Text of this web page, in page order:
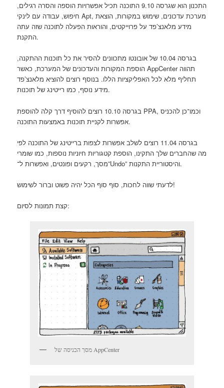
התכנון הוא שגרסה 9.10 התוכנה תכיל אפשרויות הוספה והסרה רגילים,
חיפוש, עבודה עם לינקי Apt, מערכת עדכונים, שימוש במקורות, הוצאת
מידע מלאנצ’פד על פרוייקטים, והוראות הפעלה לתוכנה שזה עתה
התקנת.
בגרסה 10.04 של אובונטו מתכוונים להסיר את כל תוכנות ההתקנה,
הוספת המקורות והעדכונים של המערכת, כאשר AppCenter תהווה
תחליף מלא לכל האפליקציות הללו. בנוסף רוצים להוציא מלאנצ’פד
מידע נוסף, כמו רייטינג של תוכנות.
בגרסה 10.10 רוצים להוסיף דרך קלה להוספת PPA, וכמו־כן להכניס
אפשרות לקניית תוכנות באמצעות התוכנה.
בגרסה 11.04 רוצים לשלב אפשרות לצפות ברייטינג של התוכנה לפי
מה שהחברים שלך התקינו, הוספת קטגוריות חיוניות נוספות, כמו שומרי
מסך, רקעים ופונטים, ואפשרות ל־”Undo” והיסטוריית התקנות.
לדעתי שווה לחכות, סוף סוף הכל יהיה פשוט וברור לשימוש!
קצת תמונות לסיום:
מסך הכניסה של AppCenter